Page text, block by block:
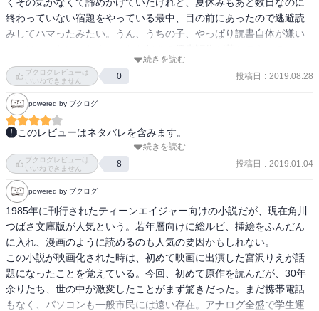
終わっていない宿題をやっている最中、目の前にあったので逃避読
みしてハマったみたい。うん、うちの子、やっぱり読書自体が嫌い
「嫌い」筆頭の勉強が目の前にあれば、結構何でも目の前の本、現
実逃避から手を出して読むよね…（笑）
お陰で宿題が一層終わらなくなりそうでどこでストップをかけるべ
きかかけないべきか、最後の最後まで冷や冷やさせられたけど、何
とか形だけでも宿題も終わったし、本はこの後「ズッコケ～」まで
手を出したし、まぁ結果オーライかな。
私もこの話は子供のころ読んだっきりで内容ぜーんぶ忘れている
し、そのうち再読してみるか。
続きを読む
ブクログレビューは
いいねできません
0 投稿日 : 2019.08.28
powered by ブクログ
このレビューはネタバレを含みます。
「そうさ。子どもはおとなのミニチュアじゃないんだ。自分たちの
思いどおりになると思っていたら大まちがいだ。それを、はっきり
と思い知らせてやるぜ。」
明日から夏休みという日、中学校1年2組の男子全員が廃工場に立て
こもり、大人たちへの反乱を起こす！
子どもvs大人の、ある種の闘いは昔も今も変わらない。
油断した大人は、子どものストレートな行動にいつも不意をつかれ
慌てふためく。
そして大人もかつて自分が子どもだったことを思い出す。
「生きている 生きている 生きている 今や青春の中に生きている」
続きを読む
ブクログレビューは
いいねできません
8 投稿日 : 2019.01.04
powered by ブクログ
1985年に刊行されたティーンエイジャー向けの小説だが、現在角川
つばさ文庫版が人気という。若年層向けに総ルビ、挿絵をふんだん
に入れ、漫画のように読めるのも人気の要因かもしれない。
この小説が映画化された時は、初めて映画に出演した宮沢りえが話
題になったことを覚えている。今回、初めて原作を読んだが、30年
余りたち、世の中が激変したことがまず驚きだった。まだ携帯電話
もなく、パソコンも一般市民には遠い存在。アナログ全盛で学生運